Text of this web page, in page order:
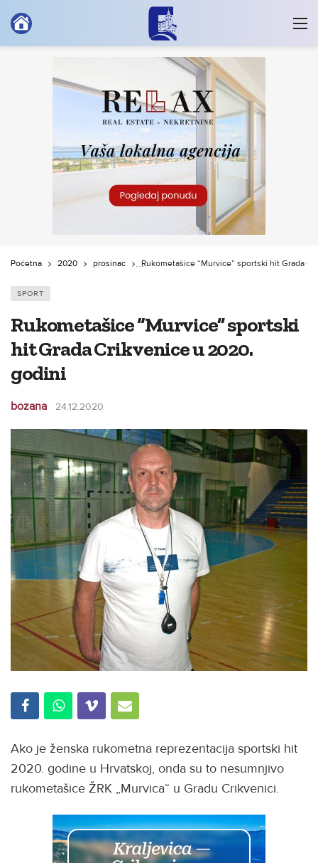
Početna 2020 prosinac Rukometašice “Murvice” sportski hit Grada
SPORT
Rukometašice “Murvice” sportski
hit Grada Crikvenice u 2020.
godini
bozana 24.12.2020
Ako je ženska rukometna reprezentacija sportski hit
2020. godine u Hrvatskoj, onda su to nesumnjivo
rukometašice ŽRK „Murvica“ u Gradu Crikvenici.